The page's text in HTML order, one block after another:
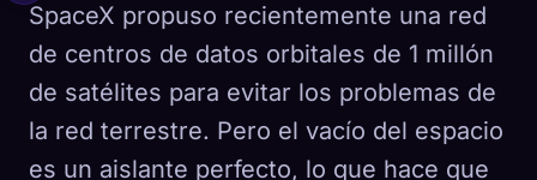
SpaceX propuso recientemente una red
de centros de datos orbitales de 1 millón
de satélites para evitar los problemas de
la red terrestre. Pero el vacío del espacio
es un aislante perfecto, lo que hace que